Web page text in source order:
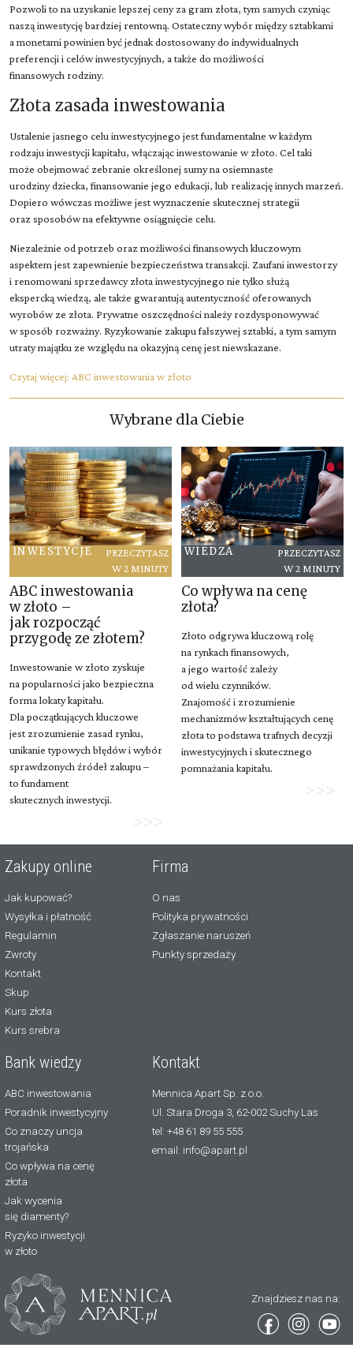
Pozwoli to na uzyskanie lepszej ceny za gram złota, tym samych czyniąc
naszą inwestycję bardziej rentowną. Ostateczny wybór między sztabkami
a monetami powinien być jednak dostosowany do indywidualnych
preferencji i celów inwestycyjnych, a także do możliwości
finansowych rodziny.
Złota zasada inwestowania
Ustalenie jasnego celu inwestycyjnego jest fundamentalne w każdym
rodzaju inwestycji kapitału, włączając inwestowanie w złoto. Cel taki
może obejmować zebranie określonej sumy na osiemnaste
urodziny dziecka, finansowanie jego edukacji, lub realizację innych marzeń.
Dopiero wówczas możliwe jest wyznaczenie skutecznej strategii
oraz sposobów na efektywne osiągnięcie celu.
Niezależnie od potrzeb oraz możliwości finansowych kluczowym
aspektem jest zapewnienie bezpieczeństwa transakcji. Zaufani inwestorzy
i renomowani sprzedawcy złota inwestycyjnego nie tylko służą
ekspercką wiedzą, ale także gwarantują autentyczność oferowanych
wyrobów ze złota. Prywatne oszczędności należy rozdysponowywać
w sposób rozważny. Ryzykowanie zakupu fałszywej sztabki, a tym samym
utraty majątku ze względu na okazyjną cenę jest niewskazane.
Czytaj więcej: ABC inwestowania w złoto
Wybrane dla Ciebie
INWESTYCJE
PRZECZYTASZ
W 2 MINUTY
ABC inwestowania
w złoto –
jak rozpocząć
przygodę ze złotem?
Inwestowanie w złoto zyskuje
na popularności jako bezpieczna
forma lokaty kapitału.
Dla początkujących kluczowe
jest zrozumienie zasad rynku,
unikanie typowych błędów i wybór
sprawdzonych źródeł zakupu –
to fundament
skutecznych inwestycji.
WIEDZA
PRZECZYTASZ
W 2 MINUTY
Co wpływa na cenę
złota?
Złoto odgrywa kluczową rolę
na rynkach finansowych,
a jego wartość zależy
od wielu czynników.
Znajomość i zrozumienie
mechanizmów kształtujących cenę
złota to podstawa trafnych decyzji
inwestycyjnych i skutecznego
pomnażania kapitału.
Zakupy online
Jak kupować?
Wysyłka i płatność
Regulamin
Zwroty
Kontakt
Skup
Kurs złota
Kurs srebra
Firma
O nas
Polityka prywatności
Zgłaszanie naruszeń
Punkty sprzedaży
Bank wiedzy
ABC inwestowania
Poradnik inwestycyjny
Co znaczy uncja
trojańska
Co wpływa na cenę
złota
Jak wycenia
się diamenty?
Ryzyko inwestycji
w złoto
Kontakt
Mennica Apart Sp. z o.o.
Ul. Stara Droga 3, 62-002 Suchy Las
tel: +48 61 89 55 555
email: info@apart.pl
Znajdziesz nas na: